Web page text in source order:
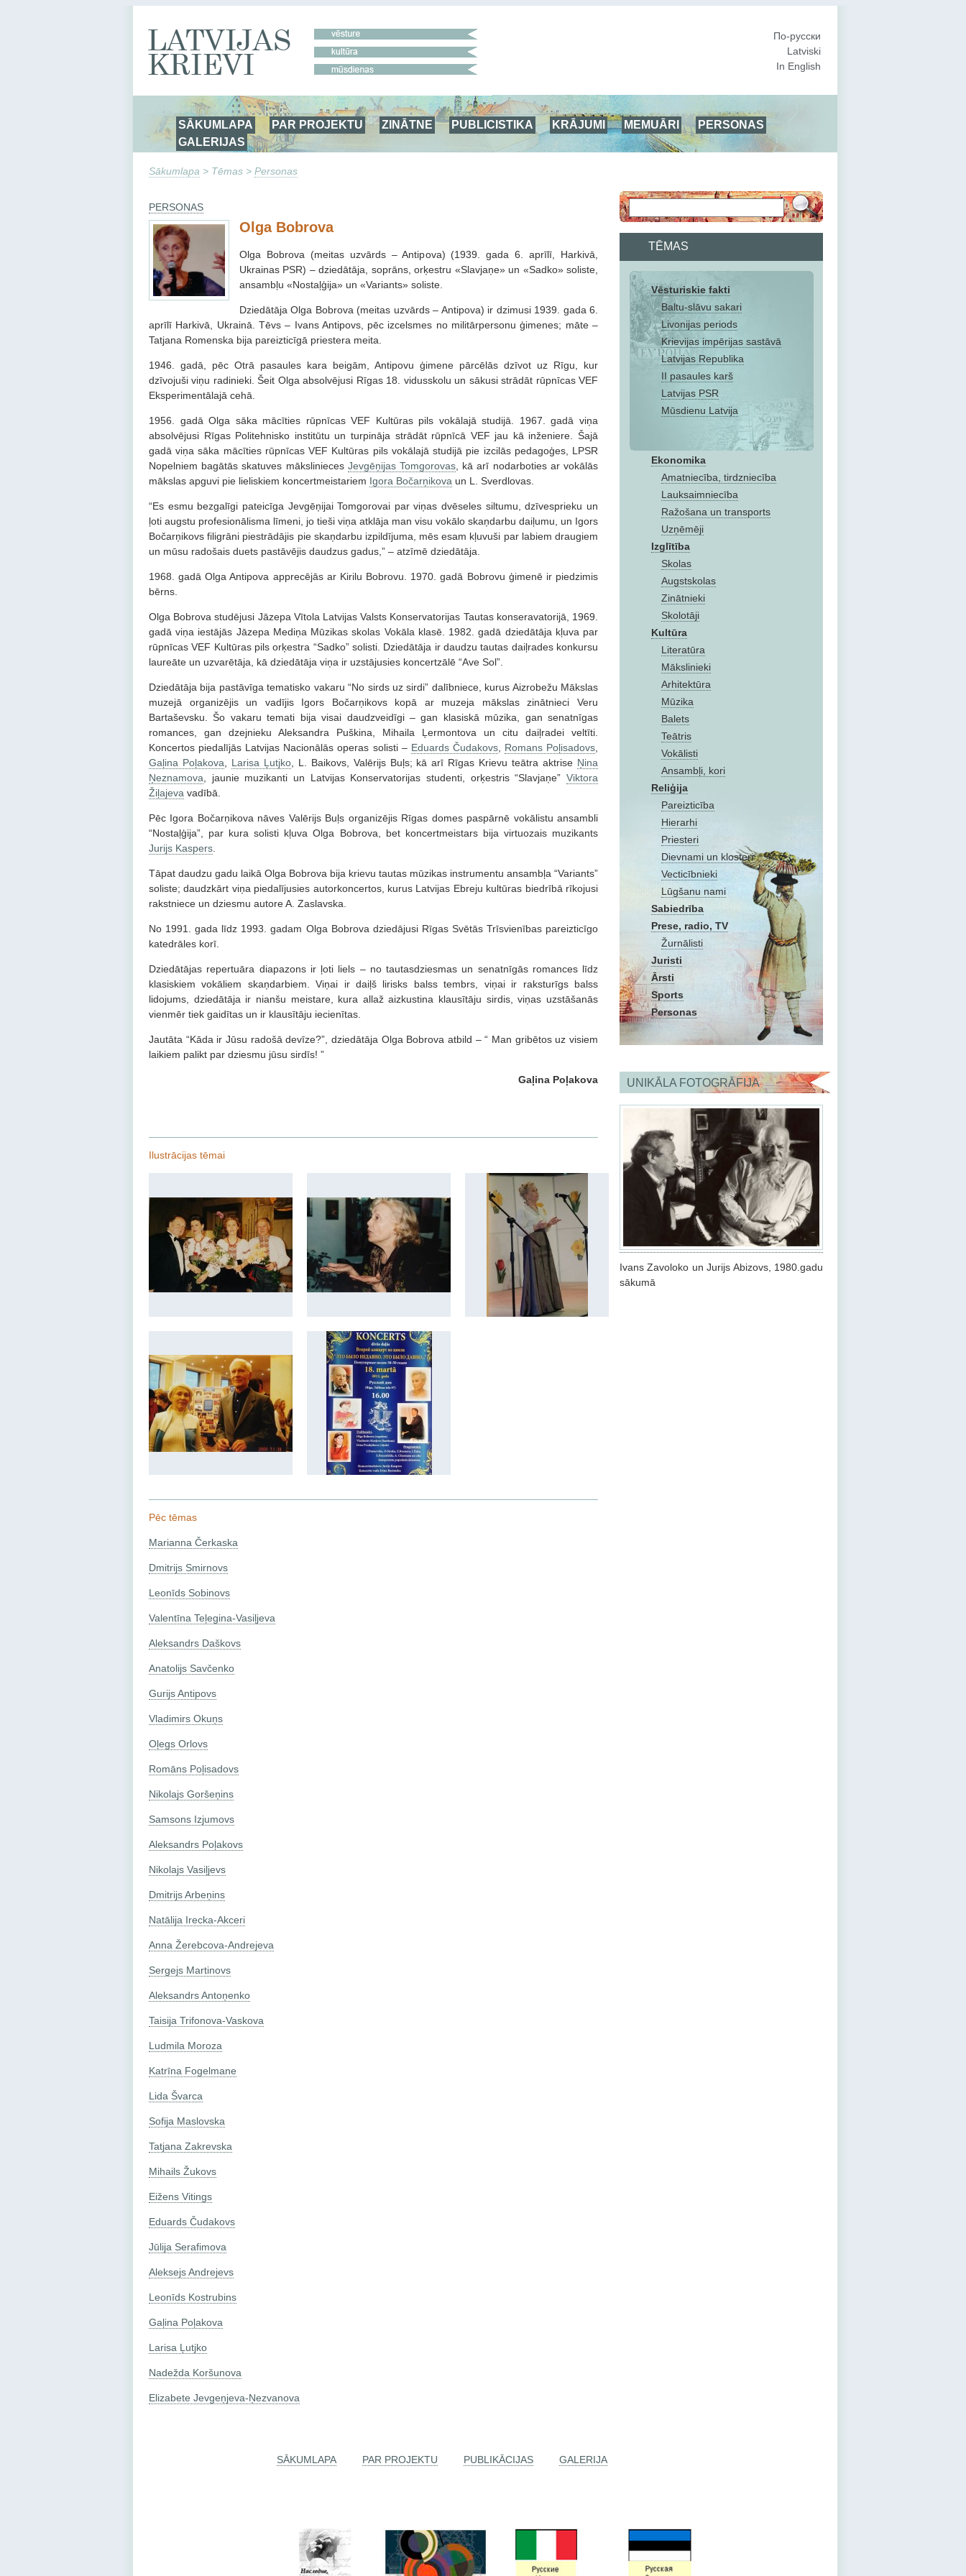
По-русски
Latviski
In English
SĀKUMLAPA PAR PROJEKTU ZINĀTNE PUBLICISTIKA KRĀJUMI MEMUĀRI
PERSONAS
GALERIJAS
Sākumlapa > Tēmas > Personas
TĒMAS
Vēsturiskie fakti
Baltu-slāvu sakari
Livonijas periods
Krievijas impērijas sastāvā
Latvijas Republika
II pasaules karš
Latvijas PSR
Mūsdienu Latvija
Ekonomika
Amatniecība, tirdzniecība
Lauksaimniecība
Ražošana un transports
Uzņēmēji
Izglītība
Skolas
Augstskolas
Zinātnieki
Skolotāji
Kultūra
Literatūra
Mākslinieki
Arhitektūra
Mūzika
Balets
Teātris
Vokālisti
Ansambļi, kori
Reliģija
Pareizticība
Hierarhi
Priesteri
Dievnami un klosteri
Vecticībnieki
Lūgšanu nami
Sabiedrība
Prese, radio, TV
Žurnālisti
Juristi
Ārsti
Sports
Personas
UNIKĀLA FOTOGRĀFIJA
Ivans Zavoloko un Jurijs Abizovs, 1980.gadu
sākumā
PERSONAS
Olga Bobrova
Olga Bobrova (meitas uzvārds – Antipova) (1939. gada 6. aprīlī, Harkivā,
Ukrainas PSR) – dziedātāja, soprāns, orķestru «Slavjaņe» un «Sadko» soliste,
ansambļu «Nostaļģija» un «Variants» soliste.
Dziedātāja Olga Bobrova (meitas uzvārds – Antipova) ir dzimusi 1939. gada 6.
aprīlī Harkivā, Ukrainā. Tēvs – Ivans Antipovs, pēc izcelsmes no militārpersonu ģimenes; māte –
Tatjana Romenska bija pareizticīgā priestera meita.
1946. gadā, pēc Otrā pasaules kara beigām, Antipovu ģimene pārcēlās dzīvot uz Rīgu, kur
dzīvojuši viņu radinieki. Šeit Olga absolvējusi Rīgas 18. vidusskolu un sākusi strādāt rūpnīcas VEF
Eksperimentālajā cehā.
1956. gadā Olga sāka mācīties rūpnīcas VEF Kultūras pils vokālajā studijā. 1967. gadā viņa
absolvējusi Rīgas Politehnisko institūtu un turpināja strādāt rūpnīcā VEF jau kā inženiere. Šajā
gadā viņa sāka mācīties rūpnīcas VEF Kultūras pils vokālajā studijā pie izcilās pedagoģes, LPSR
Nopelniem bagātās skatuves mākslinieces Jevgēņijas Tomgorovas , kā arī nodarboties ar vokālās
mākslas apguvi pie lieliskiem koncertmeistariem Igora Bočarņikova un L. Sverdlovas.
“Es esmu bezgalīgi pateicīga Jevgēņijai Tomgorovai par viņas dvēseles siltumu, dzīvesprieku un
ļoti augstu profesionālisma līmeni, jo tieši viņa atklāja man visu vokālo skaņdarbu daiļumu, un Igors
Bočarņikovs filigrāni piestrādājis pie skaņdarbu izpildījuma, mēs esam kļuvuši par labiem draugiem
un mūsu radošais duets pastāvējis daudzus gadus,” – atzīmē dziedātāja.
1968. gadā Olga Antipova apprecējās ar Kirilu Bobrovu. 1970. gadā Bobrovu ģimenē ir piedzimis
bērns.
Olga Bobrova studējusi Jāzepa Vītola Latvijas Valsts Konservatorijas Tautas konseravatorijā, 1969.
gadā viņa iestājās Jāzepa Mediņa Mūzikas skolas Vokāla klasē. 1982. gadā dziedātāja kļuva par
rūpnīcas VEF Kultūras pils orķestra “Sadko” solisti. Dziedātāja ir daudzu tautas daiļrades konkursu
laureāte un uzvarētāja, kā dziedātāja viņa ir uzstājusies koncertzālē “Ave Sol”.
Dziedātāja bija pastāvīga tematisko vakaru “No sirds uz sirdi” dalībniece, kurus Aizrobežu Mākslas
muzejā organizējis un vadījis Igors Bočarņikovs kopā ar muzeja mākslas zinātnieci Veru
Bartaševsku. Šo vakaru temati bija visai daudzveidīgi – gan klasiskā mūzika, gan senatnīgas
romances, gan dzejnieku Aleksandra Puškina, Mihaila Ļermontova un citu daiļradei veltīti.
Koncertos piedalījās Latvijas Nacionālās operas solisti – Eduards Čudakovs, Romans Poļisadovs
Gaļina Poļakova
Larisa Ļutjko, L. Baikovs, Valērijs Buļs; kā arī Rīgas Krievu teātra aktrise Ņina
Ņeznamova , jaunie muzikanti un Latvijas Konservatorijas studenti, orķestris “Slavjaņe” Viktora
Žiļajeva vadībā.
Pēc Igora Bočarņikova nāves Valērijs Buļs organizējis Rīgas domes paspārnē vokālistu ansambli
“Nostaļģija”, par kura solisti kļuva Olga Bobrova, bet koncertmeistars bija virtuozais muzikants
Jurijs Kaspers
Tāpat daudzu gadu laikā Olga Bobrova bija krievu tautas mūzikas instrumentu ansambļa “Variants”
soliste; daudzkārt viņa piedalījusies autorkoncertos, kurus Latvijas Ebreju kultūras biedrībā rīkojusi
rakstniece un dziesmu autore A. Zaslavska.
No 1991. gada līdz 1993. gadam Olga Bobrova dziedājusi Rīgas Svētās Trīsvienības pareizticīgo
katedrāles korī.
Dziedātājas repertuāra diapazons ir ļoti liels – no tautasdziesmas un senatnīgās romances līdz
klasiskiem vokāliem skaņdarbiem. Viņai ir daiļš lirisks balss tembrs, viņai ir raksturīgs balss
lidojums, dziedātāja ir nianšu meistare, kura allaž aizkustina klausītāju sirdis, viņas uzstāšanās
vienmēr tiek gaidītas un ir klausītāju iecienītas.
Jautāta “Kāda ir Jūsu radošā devīze?”, dziedātāja Olga Bobrova atbild – “ Man gribētos uz visiem
laikiem palikt par dziesmu jūsu sirdīs! ”
Gaļina Poļakova
Ilustrācijas tēmai
Pēc tēmas
Marianna Čerkaska
Dmitrijs Smirnovs
Leonīds Sobinovs
Valentīna Teļegina-Vasiļjeva
Aleksandrs Daškovs
Anatolijs Savčenko
Gurijs Antipovs
Vladimirs Okuņs
Oļegs Orlovs
Romāns Poļisadovs
Nikolajs Goršeņins
Samsons Izjumovs
Aleksandrs Poļakovs
Nikolajs Vasiļjevs
Dmitrijs Arbeņins
Natālija Irecka-Akceri
Anna Žerebcova-Andrejeva
Sergejs Martinovs
Aleksandrs Antoņenko
Taisija Trifonova-Vaskova
Ludmila Moroza
Katrīna Fogelmane
Lida Švarca
Sofija Maslovska
Tatjana Zakrevska
Mihails Žukovs
Eižens Vitings
Eduards Čudakovs
Jūlija Serafimova
Aleksejs Andrejevs
Leonīds Kostrubins
Gaļina Poļakova
Larisa Ļutjko
Nadežda Koršunova
Elizabete Jevgeņjeva-Ņezvanova
SĀKUMLAPA PAR PROJEKTU PUBLIKĀCIJAS GALERIJA